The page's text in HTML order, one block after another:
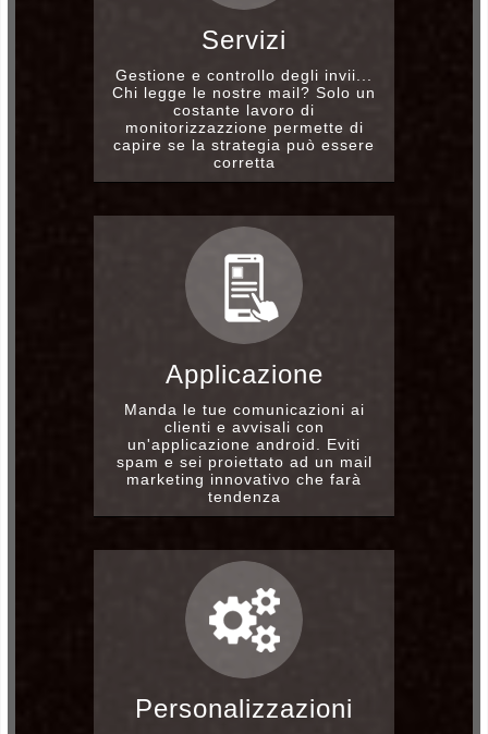
Servizi
Gestione e controllo degli invii...
Chi legge le nostre mail? Solo un
costante lavoro di
monitorizzazzione permette di
capire se la strategia può essere
corretta
Applicazione
Manda le tue comunicazioni ai
clienti e avvisali con
un'applicazione android. Eviti
spam e sei proiettato ad un mail
marketing innovativo che farà
tendenza
Personalizzazioni